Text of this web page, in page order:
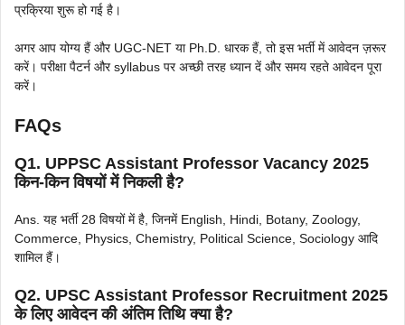
प्रक्रिया शुरू हो गई है।
अगर आप योग्य हैं और UGC-NET या Ph.D. धारक हैं, तो इस भर्ती में आवेदन ज़रूर
करें। परीक्षा पैटर्न और syllabus पर अच्छी तरह ध्यान दें और समय रहते आवेदन पूरा
करें।
FAQs
Q1. UPPSC Assistant Professor Vacancy 2025
किन-किन विषयों में निकली है?
Ans. यह भर्ती 28 विषयों में है, जिनमें English, Hindi, Botany, Zoology,
Commerce, Physics, Chemistry, Political Science, Sociology आदि
शामिल हैं।
Q2. UPSC Assistant Professor Recruitment 2025
के लिए आवेदन की अंतिम तिथि क्या है?